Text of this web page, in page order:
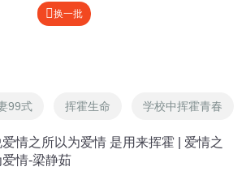
换一批
99式 挥霍生命 学校中挥霍青春
情之所以为爱情 是用来挥霍 | 爱情之
爱情-梁静茹